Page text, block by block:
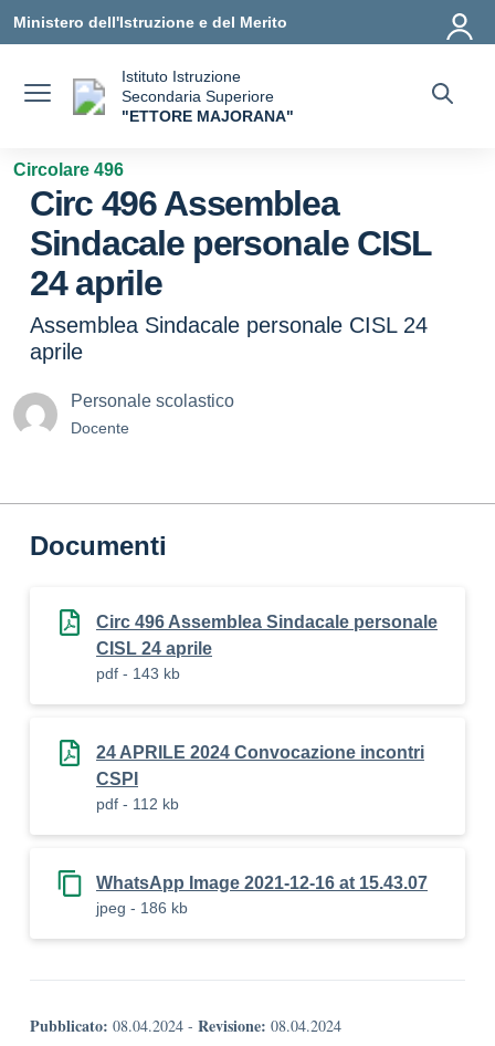
Ministero dell'Istruzione e del Merito
Istituto Istruzione
Secondaria Superiore
"ETTORE MAJORANA"
Circolare 496
Circ 496 Assemblea
Sindacale personale CISL
24 aprile
Assemblea Sindacale personale CISL 24
aprile
Personale scolastico
Docente
Documenti
Circ 496 Assemblea Sindacale personale
CISL 24 aprile
pdf - 143 kb
24 APRILE 2024 Convocazione incontri
CSPI
pdf - 112 kb
WhatsApp Image 2021-12-16 at 15.43.07
jpeg - 186 kb
Pubblicato: 08.04.2024 - Revisione: 08.04.2024